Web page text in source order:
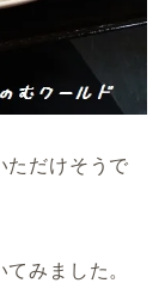
ただけそうで
みました。